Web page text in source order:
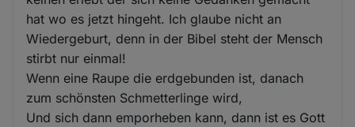
hat wo es jetzt hingeht. Ich glaube nicht an
Wiedergeburt, denn in der Bibel steht der Mensch
stirbt nur einmal!
Wenn eine Raupe die erdgebunden ist, danach
zum schönsten Schmetterlinge wird,
Und sich dann emporheben kann, dann ist es Gott